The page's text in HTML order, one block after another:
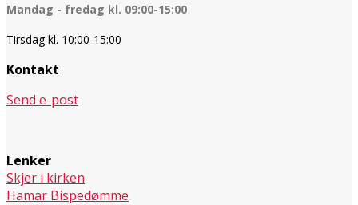
Mandag - fredag kl. 09:00-15:00
Tirsdag kl. 10:00-15:00
Kontakt
Send e-post
Lenker
Skjer i kirken
Hamar Bispedømme